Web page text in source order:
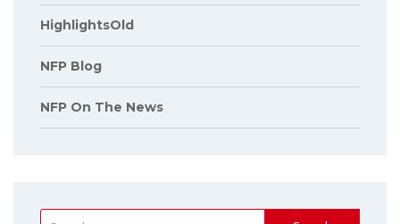
HighlightsOld
NFP Blog
NFP On The News